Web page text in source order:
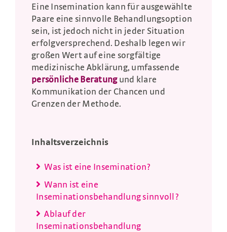
Eine Insemination kann für ausgewählte
Paare eine sinnvolle Behandlungsoption
sein, ist jedoch nicht in jeder Situation
erfolgversprechend. Deshalb legen wir
großen Wert auf eine sorgfältige
medizinische Abklärung, umfassende
persönliche Beratungund klare
Kommunikation der Chancen und
Grenzen der Methode.
Inhaltsverzeichnis
Was ist eine Insemination?
Wann ist eine
Inseminationsbehandlung sinnvoll?
Ablauf der
Inseminationsbehandlung